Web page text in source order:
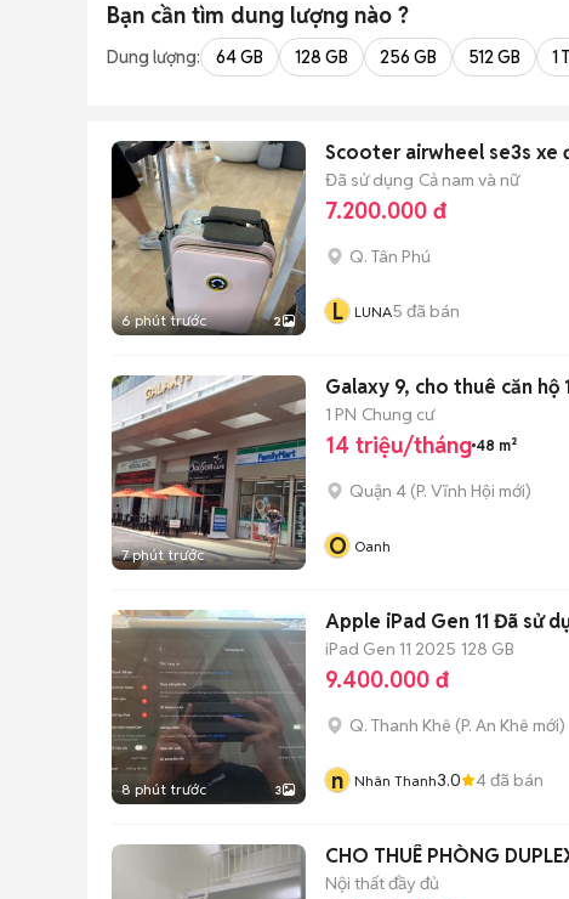
Bạn cần tìm dung lượng nào ?
Dung lượng: 64 GB 128 GB 256 GB 512 GB 1
6 phút trước 2
Scooter airwheel se3s xe
Đã sử dụng Cả nam và nữ
7.200.000 đ
Q. Tân Phú
L LUNA5 đã bán
7 phút trước
Galaxy 9, cho thuê căn hộ
1 PN Chung cư
14 triệu/tháng 48 m²
Quận 4 (P. Vĩnh Hội mới)
O Oanh
8 phút trước 3
Apple iPad Gen 11 Đã sử
iPad Gen 11 2025 128 GB
9.400.000 đ
Q. Thanh Khê (P. An Khê mới)
n Nhân Thanh3.0 4đã bán
CHO THUÊ PHÒNG
Nội thất đầy đủ